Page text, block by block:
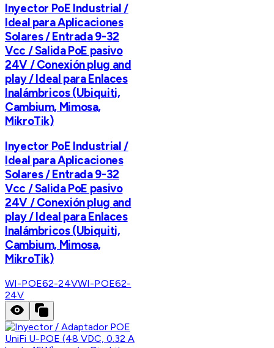
Inyector PoE Industrial /
Ideal para Aplicaciones
Solares / Entrada 9-32
Vcc / Salida PoE pasivo
24V / Conexión plug and
play / Ideal para Enlaces
Inalámbricos (Ubiquiti,
Cambium, Mimosa,
MikroTik)
Inyector PoE Industrial /
Ideal para Aplicaciones
Solares / Entrada 9-32
Vcc / Salida PoE pasivo
24V / Conexión plug and
play / Ideal para Enlaces
Inalámbricos (Ubiquiti,
Cambium, Mimosa,
MikroTik)
WI-POE62-24VWI-POE62-
24V